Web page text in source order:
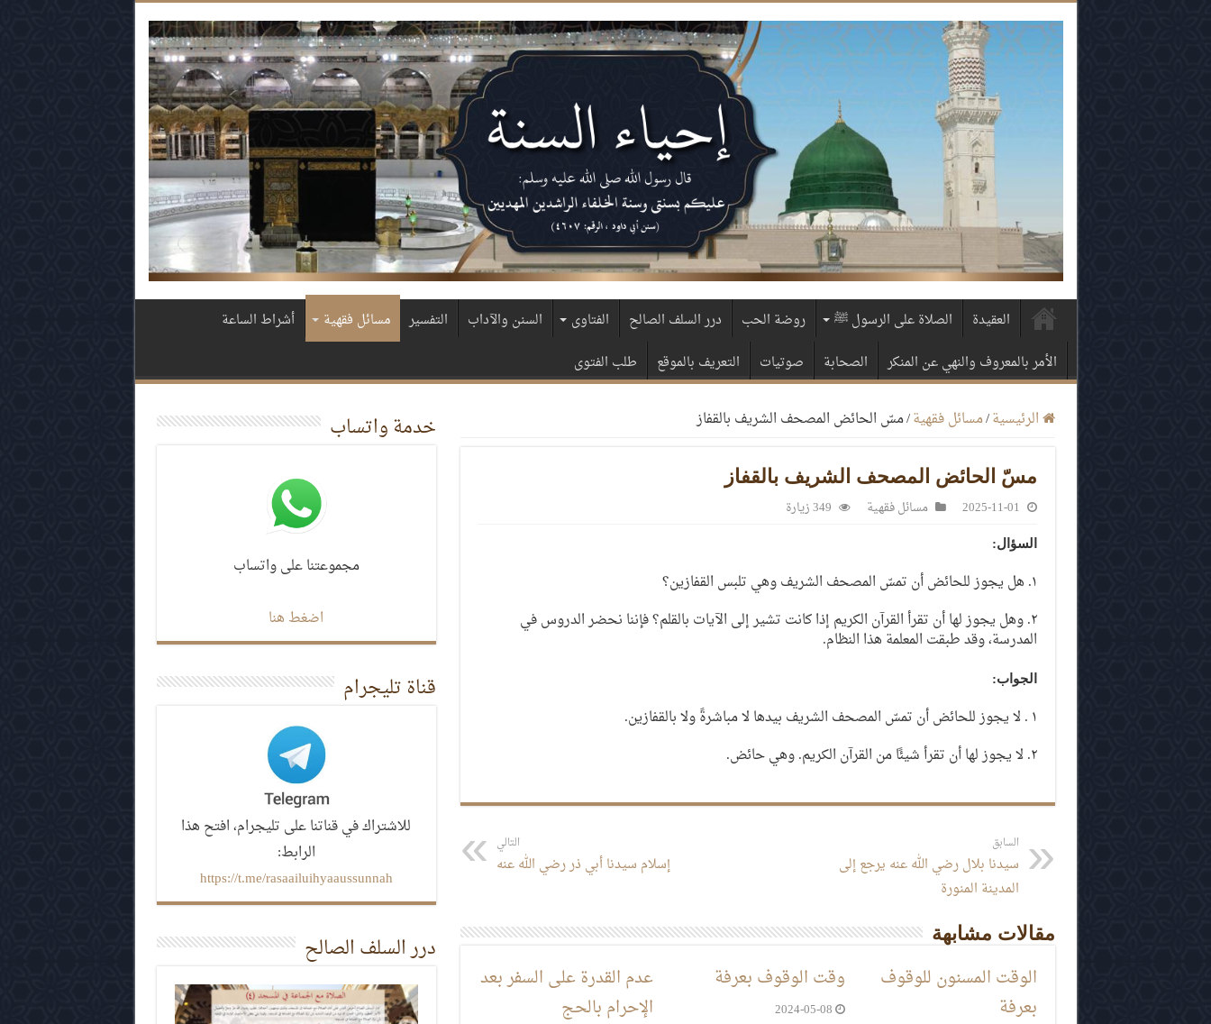
العقيدة الصلاة على الرسول ﷺ روضة الحب درر السلف الصالح الفتاوى السنن والآداب التفسير مسائل فقهية
أشراط الساعة
الأمر بالمعروف والنهي عن المنكر
الصحابة صوتيات التعريف بالموقع طلب الفتوى
الرئيسية/مسائل فقهية/مسّ الحائض المصحف الشريف بالقفاز
مسّ الحائض المصحف الشريف بالقفاز
2025-11-01 مسائل فقهية 349 زيارة
السؤال:
١. هل يجوز للحائض أن تمسّ المصحف الشريف وهي تلبس القفازين؟
٢. وهل يجوز لها أن تقرأ القرآن الكريم إذا كانت تشير إلى الآيات بالقلم؟ فإننا نحضر الدروس في
المدرسة، وقد طبقت المعلمة هذا النظام.
الجواب:
١ . لا يجوز للحائض أن تمسّ المصحف الشريف بيدها لا مباشرةً ولا بالقفازين.
٢. لا يجوز لها أن تقرأ شيئًا من القرآن الكريم. وهي حائض.
السابق
سيدنا بلال رضي الله عنه يرجع إلى
المدينة المنورة
التالي
إسلام سيدنا أبي ذر رضي الله عنه
مقالات مشابهة
الوقت المسنون للوقوف
بعرفة
وقت الوقوف بعرفة
2024-05-08
عدم القدرة على السفر بعد
الإحرام بالحج
خدمة واتساب
مجموعتنا على واتساب
اضغط هنا
قناة تليجرام
للاشتراك في قناتنا على تليجرام، افتح هذا
الرابط:
https://t.me/rasaailuihyaaussunnah
درر السلف الصالح